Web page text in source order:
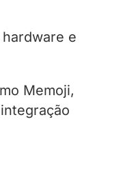
e
Memoji,